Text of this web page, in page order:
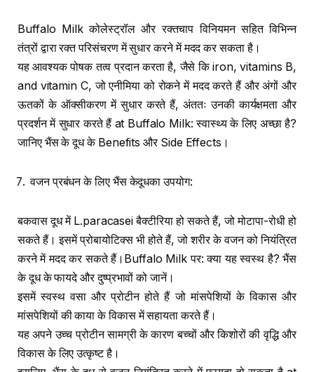
Buffalo Milk कोलेस्ट्रॉल और रक्तचाप विनियमन सहित विभिन्न
तंत्रों द्वारा रक्त परिसंचरण में सुधार करने में मदद कर सकता है।
यह आवश्यक पोषक तत्व प्रदान करता है, जैसे कि iron, vitamins B,
and vitamin C, जो एनीमिया को रोकने में मदद करते हैं और अंगों और
ऊतकों के ऑक्सीकरण में सुधार करते हैं, अंततः उनकी कार्यक्षमता और
प्रदर्शन में सुधार करते हैं at Buffalo Milk: स्वास्थ्य के लिए अच्छा है?
जानिए भैंस के दूध के Benefits और Side Effects।
वजन प्रबंधन के लिए भैंस केदूधका उपयोग:
बकवास दूध में L.paracasei बैक्टीरिया हो सकते हैं, जो मोटापा-रोधी हो
सकते हैं। इसमें प्रोबायोटिक्स भी होते हैं, जो शरीर के वजन को नियंत्रित
करने में मदद कर सकते हैं।Buffalo Milk पर: क्या यह स्वस्थ है? भैंस
के दूध के फायदे और दुष्प्रभावों को जानें।
इसमें स्वस्थ वसा और प्रोटीन होते हैं जो मांसपेशियों के विकास और
मांसपेशियों की काया के विकास में सहायता करते हैं।
यह अपने उच्च प्रोटीन सामग्री के कारण बच्चों और किशोरों की वृद्धि और
विकास के लिए उत्कृष्ट है।